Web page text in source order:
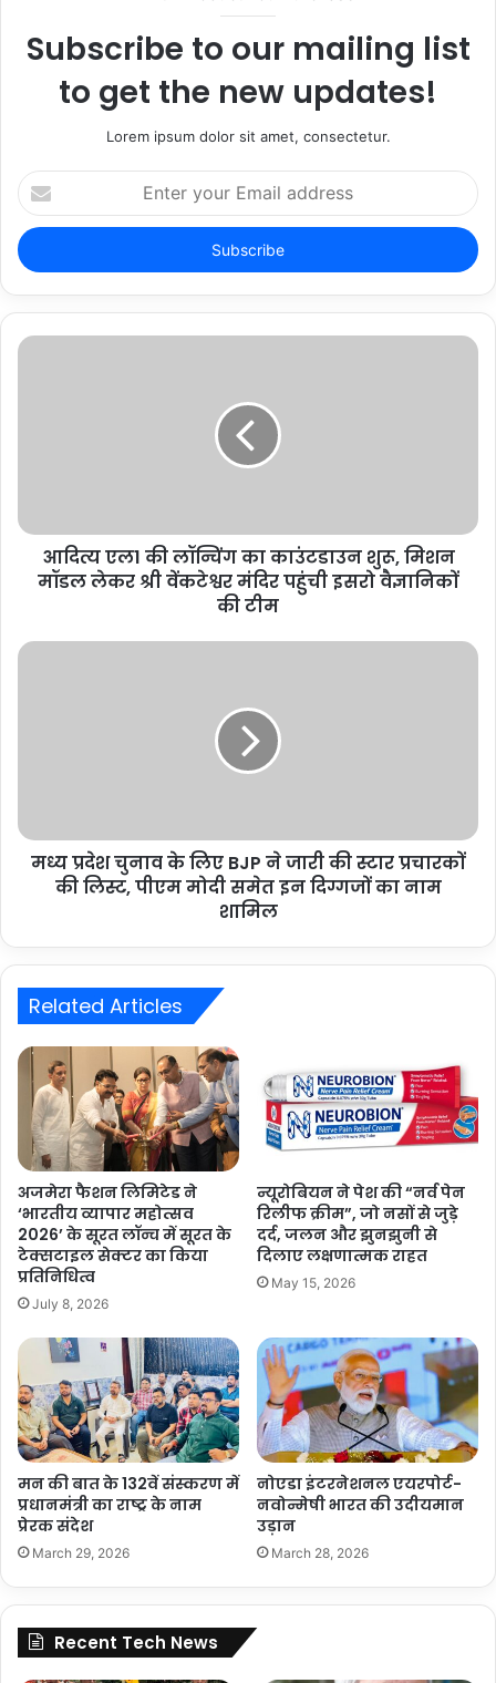
Subscribe to our mailing list
to get the new updates!
Lorem ipsum dolor sit amet, consectetur.
Enter
your
Email
address
आदित्य एल1 की लॉन्चिंग का काउंटडाउन शुरू, मिशन
मॉडल लेकर श्री वेंकटेश्वर मंदिर पहुंची इसरो वैज्ञानिकों
की टीम
मध्य प्रदेश चुनाव के लिए BJP ने जारी की स्टार प्रचारकों
की लिस्ट, पीएम मोदी समेत इन दिग्गजों का नाम
शामिल
Related Articles
अजमेरा फैशन लिमिटेड ने
‘भारतीय व्यापार महोत्सव
2026’ के सूरत लॉन्च में सूरत के
टेक्सटाइल सेक्टर का किया
प्रतिनिधित्व
July 8, 2026
न्यूरोबियन ने पेश की “नर्व पेन
रिलीफ क्रीम”, जो नसों से जुड़े
दर्द, जलन और झुनझुनी से
दिलाए लक्षणात्मक राहत
May 15, 2026
मन की बात के 132वें संस्करण में
प्रधानमंत्री का राष्ट्र के नाम
प्रेरक संदेश
March 29, 2026
नोएडा इंटरनेशनल एयरपोर्ट-
नवोन्मेषी भारत की उदीयमान
उड़ान
March 28, 2026
Recent Tech News